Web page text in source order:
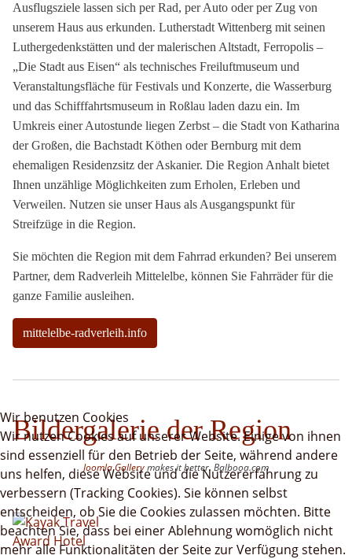
Ausflugsziele lassen sich per Rad, per Auto oder per Zug von
unserem Haus aus erkunden. Lutherstadt Wittenberg mit seinen
Luthergedenkstätten und der malerischen Altstadt, Ferropolis –
„Die Stadt aus Eisen“ als technisches Freiluftmuseum und
Veranstaltungsfläche für Festivals und Konzerte, die Wasserburg
und das Schifffahrtsmuseum in Roßlau laden dazu ein. Im
Umkreis einer Autostunde liegen Zerbst – die Stadt von Katharina
der Großen, die Bachstadt Köthen oder Bernburg mit dem
ehemaligen Residenzsitz der Askanier. Die Region Anhalt bietet
Ihnen unzählige Möglichkeiten zum Erholen, Erleben und
Verweilen. Nutzen sie unser Haus als Ausgangspunkt für
Streifzüge in die Region.
Sie möchten die Region mit dem Fahrrad erkunden? Bei unserem
Partner, dem Radverleih Mittelelbe, können Sie Fahrräder für die
ganze Familie ausleihen.
mittelelbe-radverleih.info
Bildergalerie der Region
Joomla Gallerymakes it better. Balbooa.com
Wir benutzen Cookies
Wir nutzen Cookies auf unserer Website. Einige von ihnen
sind essenziell für den Betrieb der Seite, während andere
uns helfen, diese Website und die Nutzererfahrung zu
verbessern (Tracking Cookies). Sie können selbst
entscheiden, ob Sie die Cookies zulassen möchten. Bitte
beachten Sie, dass bei einer Ablehnung womöglich nicht
mehr alle Funktionalitäten der Seite zur Verfügung stehen.